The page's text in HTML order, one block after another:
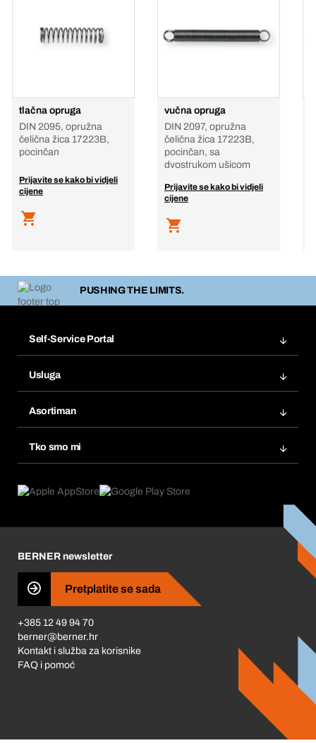
tlačna opruga
DIN 2095, opružna
čelična žica 17223B,
pocinčan
Prijavite se kako bi vidjeli
cijene
vučna opruga
DIN 2097, opružna
čelična žica 17223B,
pocinčan, sa
dvostrukom ušicom
Prijavite se kako bi vidjeli
cijene
PUSHING THE LIMITS.
Self-Service Portal
Popisi želja
Ponovno naručivanje
Pretplate
Usluga
Tražitelji proizvoda
Asortiman
Tko smo mi
Što nas pokreće
Business Conduct
BERNER newsletter
Pretplatite se sada
+385 12 49 94 70
berner@berner.hr
Kontakt i služba za korisnike
FAQ i pomoć